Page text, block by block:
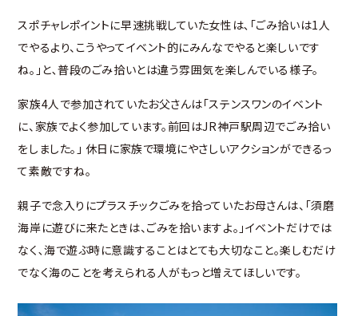
スポチャレポイントに早速挑戦していた女性は､「ごみ拾いは1人
でやるより、こうやってイベント的にみんなでやると楽しいです
ね｡」と､普段のごみ拾いとは違う雰囲気を楽しんでいる様子。
家族4人で参加されていたお父さんは「ステンスワンのイベント
に、家族でよく参加しています。前回はJR神戸駅周辺でごみ拾い
をしました。」 休日に家族で環境にやさしいアクションができるっ
て素敵ですね。
親子で念入りにプラスチックごみを拾っていたお母さんは、「須磨
海岸に遊びに来たときは、ごみを拾いますよ。」イベントだけでは
なく､海で遊ぶ時に意識することはとても大切なこと。楽しむだけ
でなく海のことを考えられる人がもっと増えてほしいです。